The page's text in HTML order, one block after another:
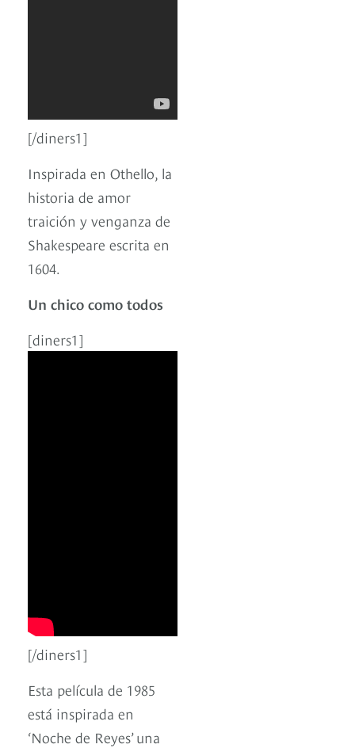
[/diners1]
Inspirada en Othello, la
historia de amor
traición y venganza de
Shakespeare escrita en
1604.
Un chico como todos
[diners1]
[/diners1]
Esta película de 1985
está inspirada en
‘Noche de Reyes’ una